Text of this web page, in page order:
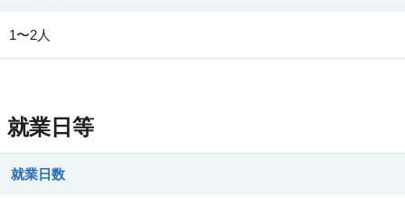
1〜2人
就業日等
就業日数